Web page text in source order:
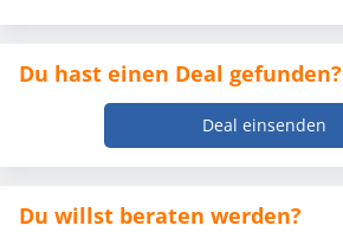
Du hast einen Deal gefunden?
Deal einsenden
Du willst beraten werden?